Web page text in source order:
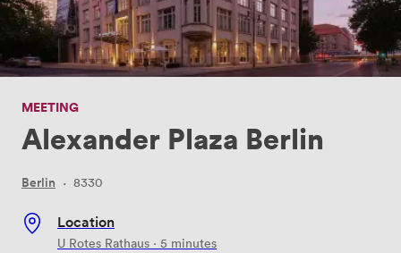
MEETING
Alexander Plaza Berlin
Berlin · 8330
Location
U Rotes Rathaus · 5 minutes